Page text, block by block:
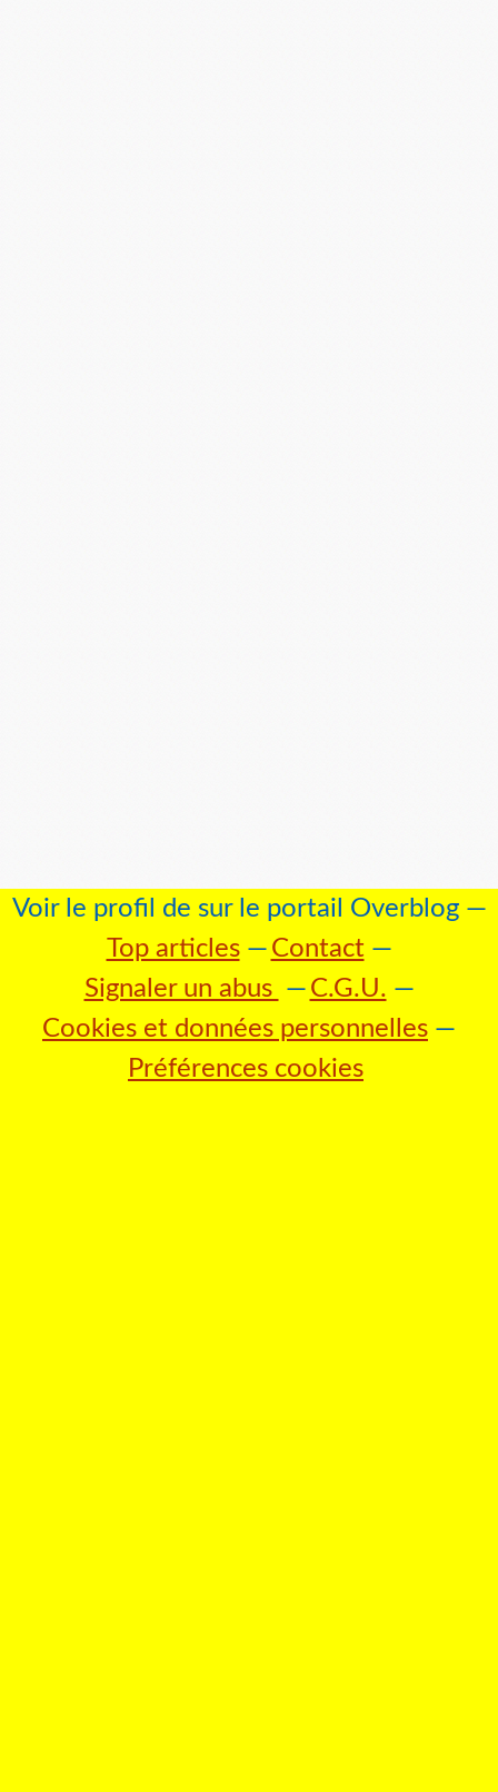
Voir le profil de sur le portail Overblog
Top articles
Contact
Signaler un abus
C.G.U.
Cookies et données personnelles
Préférences cookies